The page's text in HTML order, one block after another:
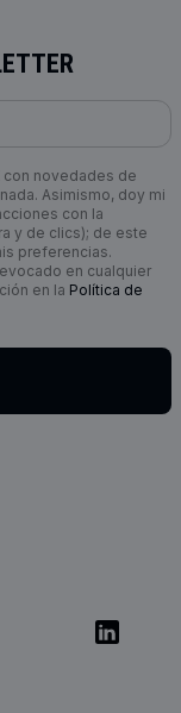
con novedades de
Asimismo, doy mi
con la
y de clics); de este
preferencias.
en cualquier
en la Política de